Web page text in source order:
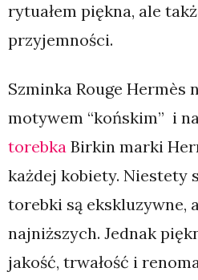
rytuałem piękna, ale
przyjemności.
Szminka Rouge Hermès
motywem “końskim” i
torebka Birkin marki
każdej kobiety. Niestety
torebki są ekskluzywne,
najniższych. Jednak
jakość, trwałość i